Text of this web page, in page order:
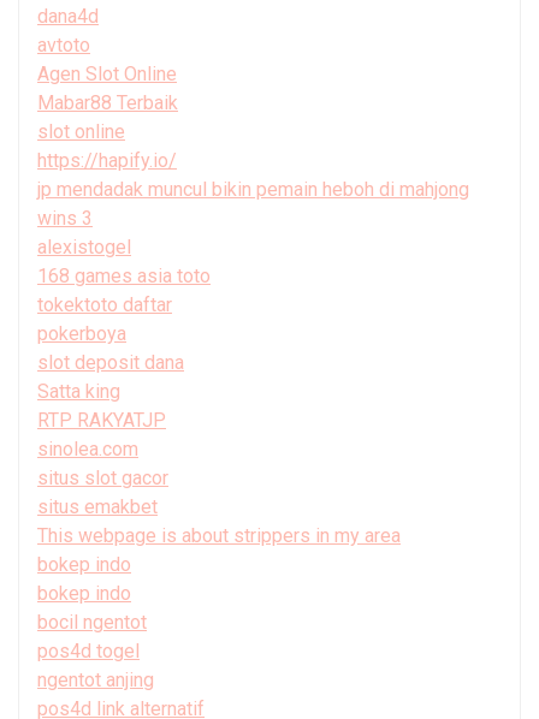
dana4d
avtoto
Agen Slot Online
Mabar88 Terbaik
slot online
https://hapify.io/
jp mendadak muncul bikin pemain heboh di mahjong
wins 3
alexistogel
168 games asia toto
tokektoto daftar
pokerboya
slot deposit dana
Satta king
RTP RAKYATJP
sinolea.com
situs slot gacor
situs emakbet
This webpage is about strippers in my area
bokep indo
bokep indo
bocil ngentot
pos4d togel
ngentot anjing
pos4d link alternatif